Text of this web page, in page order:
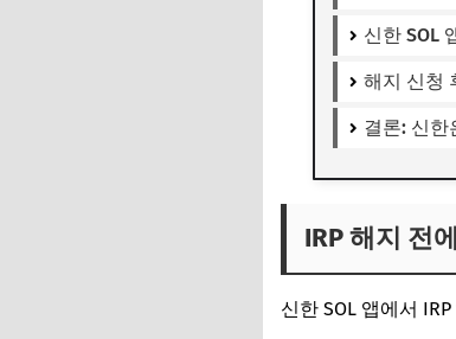
신한 SOL
해지 신청
결론: 신한
IRP 해지 전
신한 SOL 앱에서